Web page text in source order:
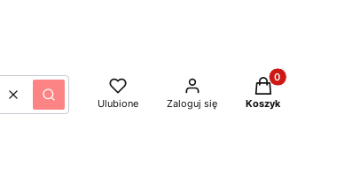
WyczyśćSzukaj Ulubione Zaloguj się
Produkty w
Koszyk